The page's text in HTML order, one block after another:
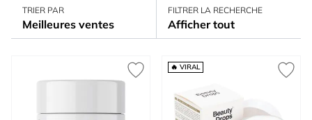
TRIER PAR
Meilleures ventes
FILTRER LA RECHERCHE
Afficher tout
🔥 VIRAL